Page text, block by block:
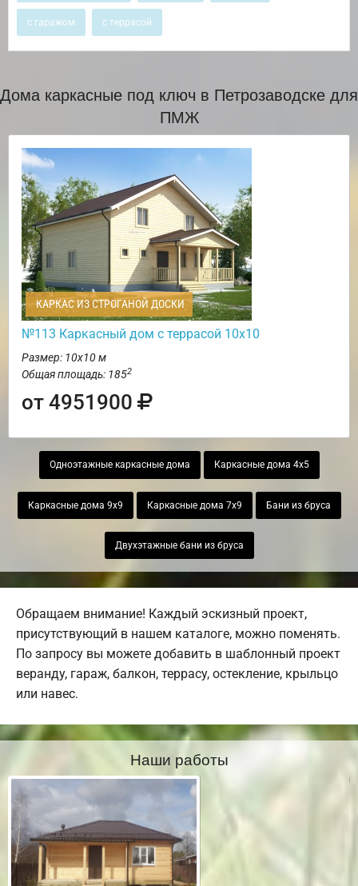
с гаражом с террасой
Дома каркасные под ключ в Петрозаводске для
ПМЖ
КАРКАС ИЗ СТРОГАНОЙ ДОСКИ
№113 Каркасный дом с террасой 10х10
Размер: 10х10 м
Общая площадь: 1852
от 4951900
Одноэтажные каркасные дома Каркасные дома 4х5
Каркасные дома 9х9 Каркасные дома 7х9 Бани из бруса
Двухэтажные бани из бруса
Обращаем внимание! Каждый эскизный проект,
присутствующий в нашем каталоге, можно поменять.
По запросу вы можете добавить в шаблонный проект
веранду, гараж, балкон, террасу, остекление, крыльцо
или навес.
Наши работы